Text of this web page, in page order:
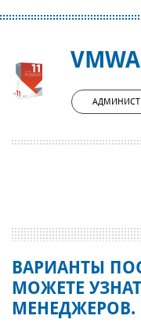
ВАРИАНТЫ
МОЖЕТЕ
МЕНЕДЖЕРОВ.